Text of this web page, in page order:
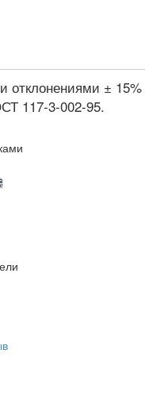
отклонениями ± 15%
117-3-002-95.